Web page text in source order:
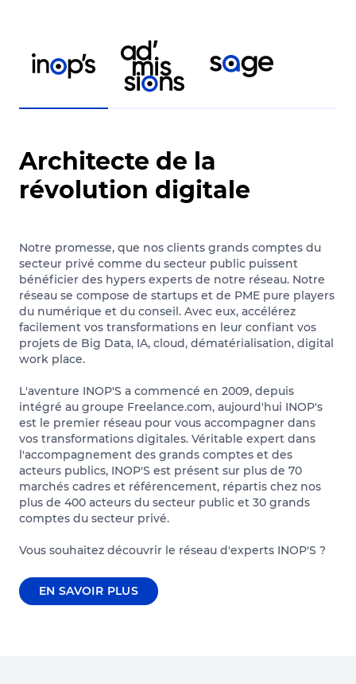
Architecte de la
révolution digitale
Notre promesse, que nos clients grands comptes du
secteur privé comme du secteur public puissent
bénéficier des hypers experts de notre réseau. Notre
réseau se compose de startups et de PME pure players
du numérique et du conseil. Avec eux, accélérez
facilement vos transformations en leur confiant vos
projets de Big Data, IA, cloud, dématérialisation, digital
work place.
L'aventure INOP'S a commencé en 2009, depuis
intégré au groupe Freelance.com, aujourd'hui INOP's
est le premier réseau pour vous accompagner dans
vos transformations digitales. Véritable expert dans
l'accompagnement des grands comptes et des
acteurs publics, INOP'S est présent sur plus de 70
marchés cadres et référencement, répartis chez nos
plus de 400 acteurs du secteur public et 30 grands
comptes du secteur privé.
EN SAVOIR PLUS